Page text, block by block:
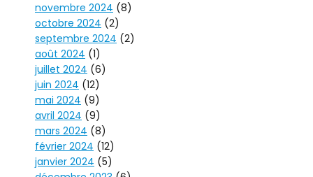
novembre 2024 (8)
octobre 2024 (2)
septembre 2024 (2)
août 2024 (1)
juillet 2024 (6)
juin 2024 (12)
mai 2024 (9)
avril 2024 (9)
mars 2024 (8)
février 2024 (12)
janvier 2024 (5)